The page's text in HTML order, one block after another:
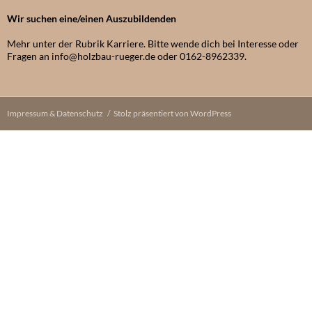
Wir suchen eine/einen Auszubildenden
Mehr unter der Rubrik Karriere. Bitte wende dich bei Interesse oder
Fragen an info@holzbau-rueger.de oder 0162-8962339.
Impressum & Datenschutz Stolz präsentiert von WordPress